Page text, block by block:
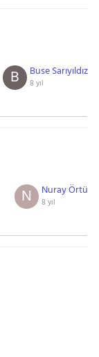
Buse Sarıyıldız
8 yıl
B
Nuray Örtü
8 yıl
N